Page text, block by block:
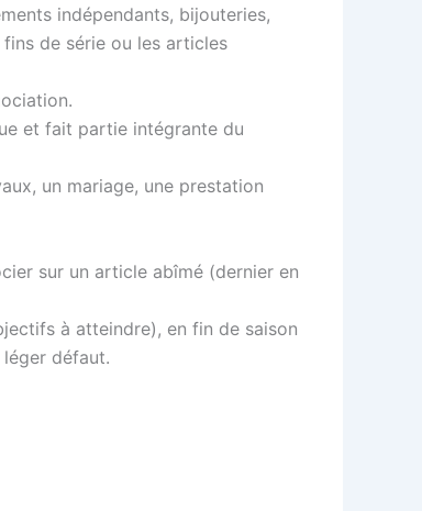
indépendants, bijouteries,
de série ou les articles
et fait partie intégrante du
un mariage, une prestation
sur un article abîmé (dernier en
à atteindre), en fin de saison
défaut.